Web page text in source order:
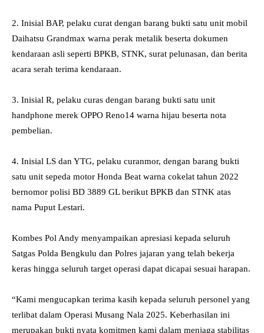
‎2. Inisial BAP, pelaku curat dengan barang bukti satu unit mobil
Daihatsu Grandmax warna perak metalik beserta dokumen
kendaraan asli seperti BPKB, STNK, surat pelunasan, dan berita
acara serah terima kendaraan.
‎3. Inisial R, pelaku curas dengan barang bukti satu unit
handphone merek OPPO Reno14 warna hijau beserta nota
pembelian.
‎4. Inisial LS dan YTG, pelaku curanmor, dengan barang bukti
satu unit sepeda motor Honda Beat warna cokelat tahun 2022
bernomor polisi BD 3889 GL berikut BPKB dan STNK atas
nama Puput Lestari.
‎Kombes Pol Andy menyampaikan apresiasi kepada seluruh
Satgas Polda Bengkulu dan Polres jajaran yang telah bekerja
keras hingga seluruh target operasi dapat dicapai sesuai harapan.
‎“Kami mengucapkan terima kasih kepada seluruh personel yang
terlibat dalam Operasi Musang Nala 2025. Keberhasilan ini
merupakan bukti nyata komitmen kami dalam menjaga stabilitas